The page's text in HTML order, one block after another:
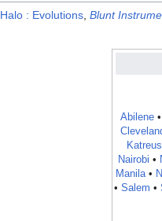
Halo : Evolutions,Blunt
Abilene•
Katreus
Nairobi •
Manila•
• Salem •